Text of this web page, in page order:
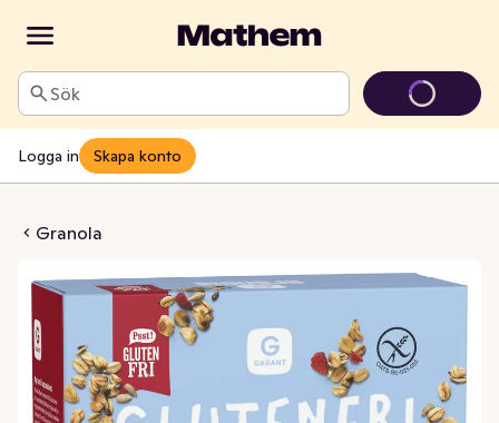
Sök
Logga in Skapa konto
Granola
Hasselnötter Glutenfri